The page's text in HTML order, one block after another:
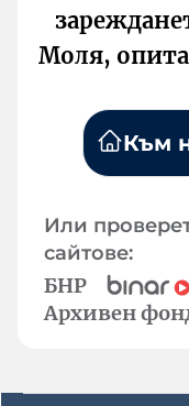
Моля,
Към
Или
сайтове:
БНР
Архивен